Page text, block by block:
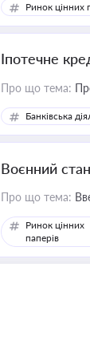
Ринок цінних
Іпотечне
Про що тема:
Банківська
Воєнний
Про що тема:
Ринок цінних
паперів